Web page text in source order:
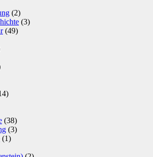
(2)
(3)
(49)
(38)
(3)
(1)